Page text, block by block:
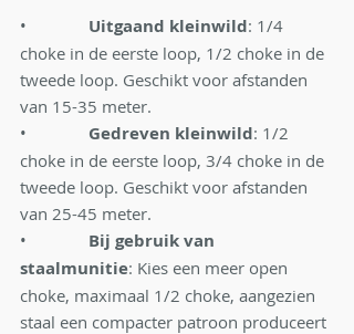
• Uitgaand kleinwild: 1/4
choke in de eerste loop, 1/2 choke in de
tweede loop. Geschikt voor afstanden
van 15-35 meter.
• Gedreven kleinwild: 1/2
choke in de eerste loop, 3/4 choke in de
tweede loop. Geschikt voor afstanden
van 25-45 meter.
• Bij gebruik van
staalmunitie: Kies een meer open
choke, maximaal 1/2 choke, aangezien
staal een compacter patroon produceert